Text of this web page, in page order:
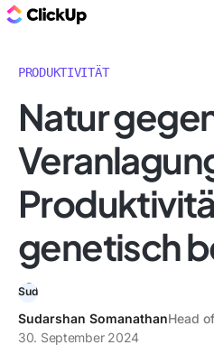
PRODUKTIVITÄT
Natur
genetisch
Sudarshan SomanathanHead
30. September 2024